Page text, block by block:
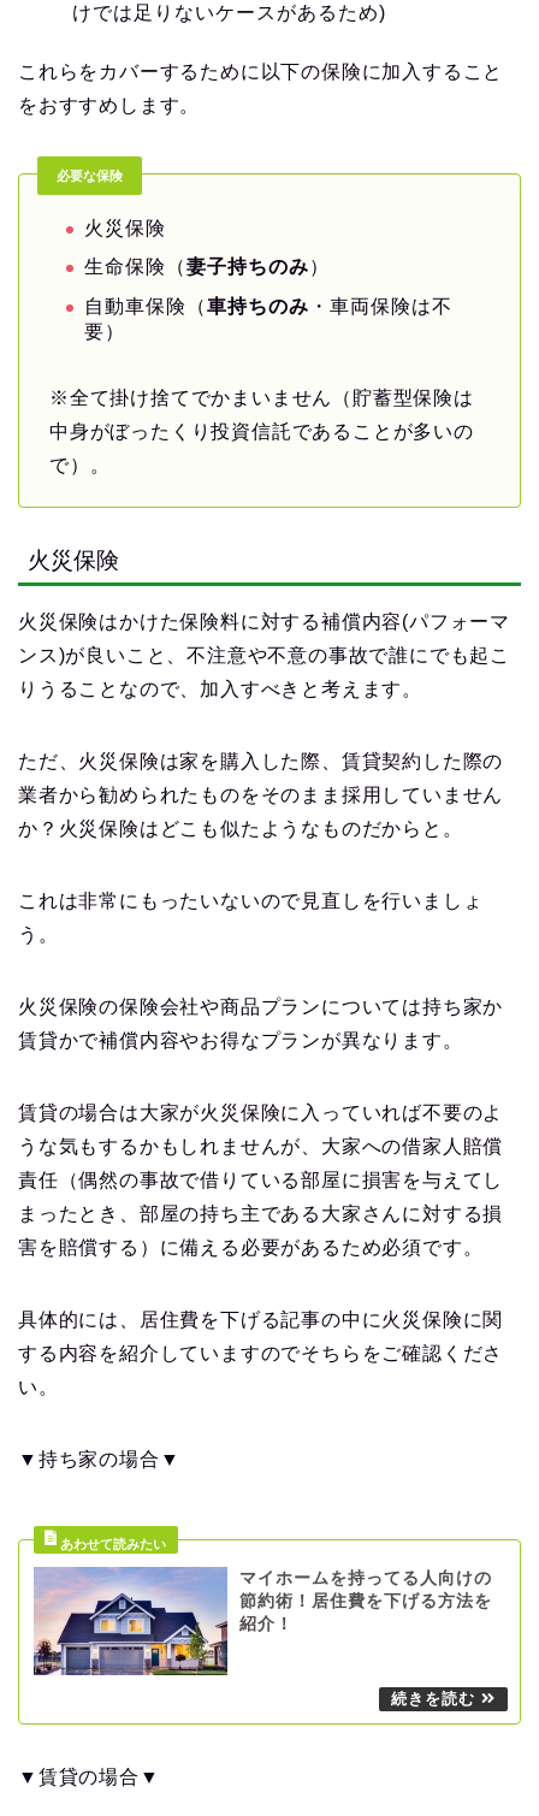
けでは足りないケースがあるため)
これらをカバーするために以下の保険に加入すること
をおすすめします。
必要な保険
火災保険
生命保険（妻子持ちのみ）
自動車保険（車持ちのみ ・車両保険は不
要）
※全て掛け捨てでかまいません（貯蓄型保険は
中身がぼったくり投資信託であることが多いの
で）。
火災保険
火災保険はかけた保険料に対する補償内容(パフォーマ
ンス)が良いこと、不注意や不意の事故で誰にでも起こ
りうることなので、加入すべきと考えます。
ただ、火災保険は家を購入した際、賃貸契約した際の
業者から勧められたものをそのまま採用していません
か？火災保険はどこも似たようなものだからと。
これは非常にもったいないので見直しを行いましょ
う。
火災保険の保険会社や商品プランについては持ち家か
賃貸かで補償内容やお得なプランが異なります。
賃貸の場合は大家が火災保険に入っていれば不要のよ
うな気もするかもしれませんが、大家への借家人賠償
責任（偶然の事故で借りている部屋に損害を与えてし
まったとき、部屋の持ち主である大家さんに対する損
害を賠償する）に備える必要があるため必須です。
具体的には、居住費を下げる記事の中に火災保険に関
する内容を紹介していますのでそちらをご確認くださ
い。
▼持ち家の場合▼
マイホームを持ってる人向けの
節約術！居住費を下げる方法を
紹介！
▼賃貸の場合▼